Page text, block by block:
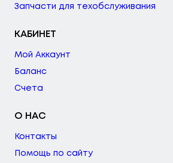
Запчасти для техобслуживания
КАБИНЕТ
Мой Аккаунт
Баланс
Счета
О НАС
Контакты
Помощь по сайту